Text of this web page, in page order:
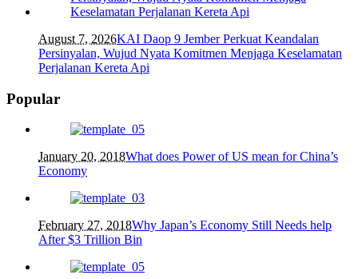
August 7, 2026KAI Daop 9 Jember Perkuat Keandalan
Persinyalan, Wujud Nyata Komitmen Menjaga Keselamatan
Perjalanan Kereta Api
Popular
January 20, 2018What does Power of US mean for China’s
Economy
February 27, 2018Why Japan’s Economy Still Needs help
After $3 Trillion Bin